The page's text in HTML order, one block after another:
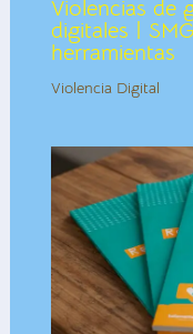
Violencias de
digitales |
herramientas
Violencia Digital